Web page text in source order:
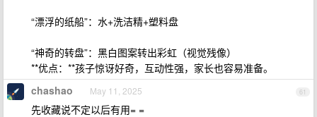
“漂浮的纸船”：水+洗洁精+塑料盘
“神奇的转盘”：黑白图案转出彩虹（视觉残像）
**优点：**孩子惊讶好奇，互动性强，家长也容易准备。
61
chashao May 11, 2025
先收藏说不定以后有用= =